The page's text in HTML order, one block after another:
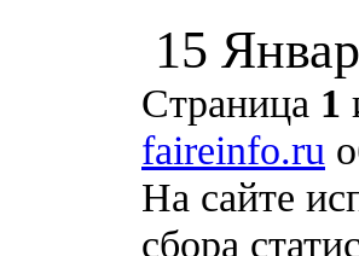
15
Страница 1
faireinfo.ru
На сайте
сбора